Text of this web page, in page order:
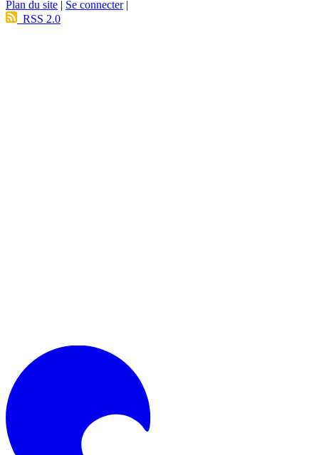
Plan du site | Se connecter|
RSS 2.0